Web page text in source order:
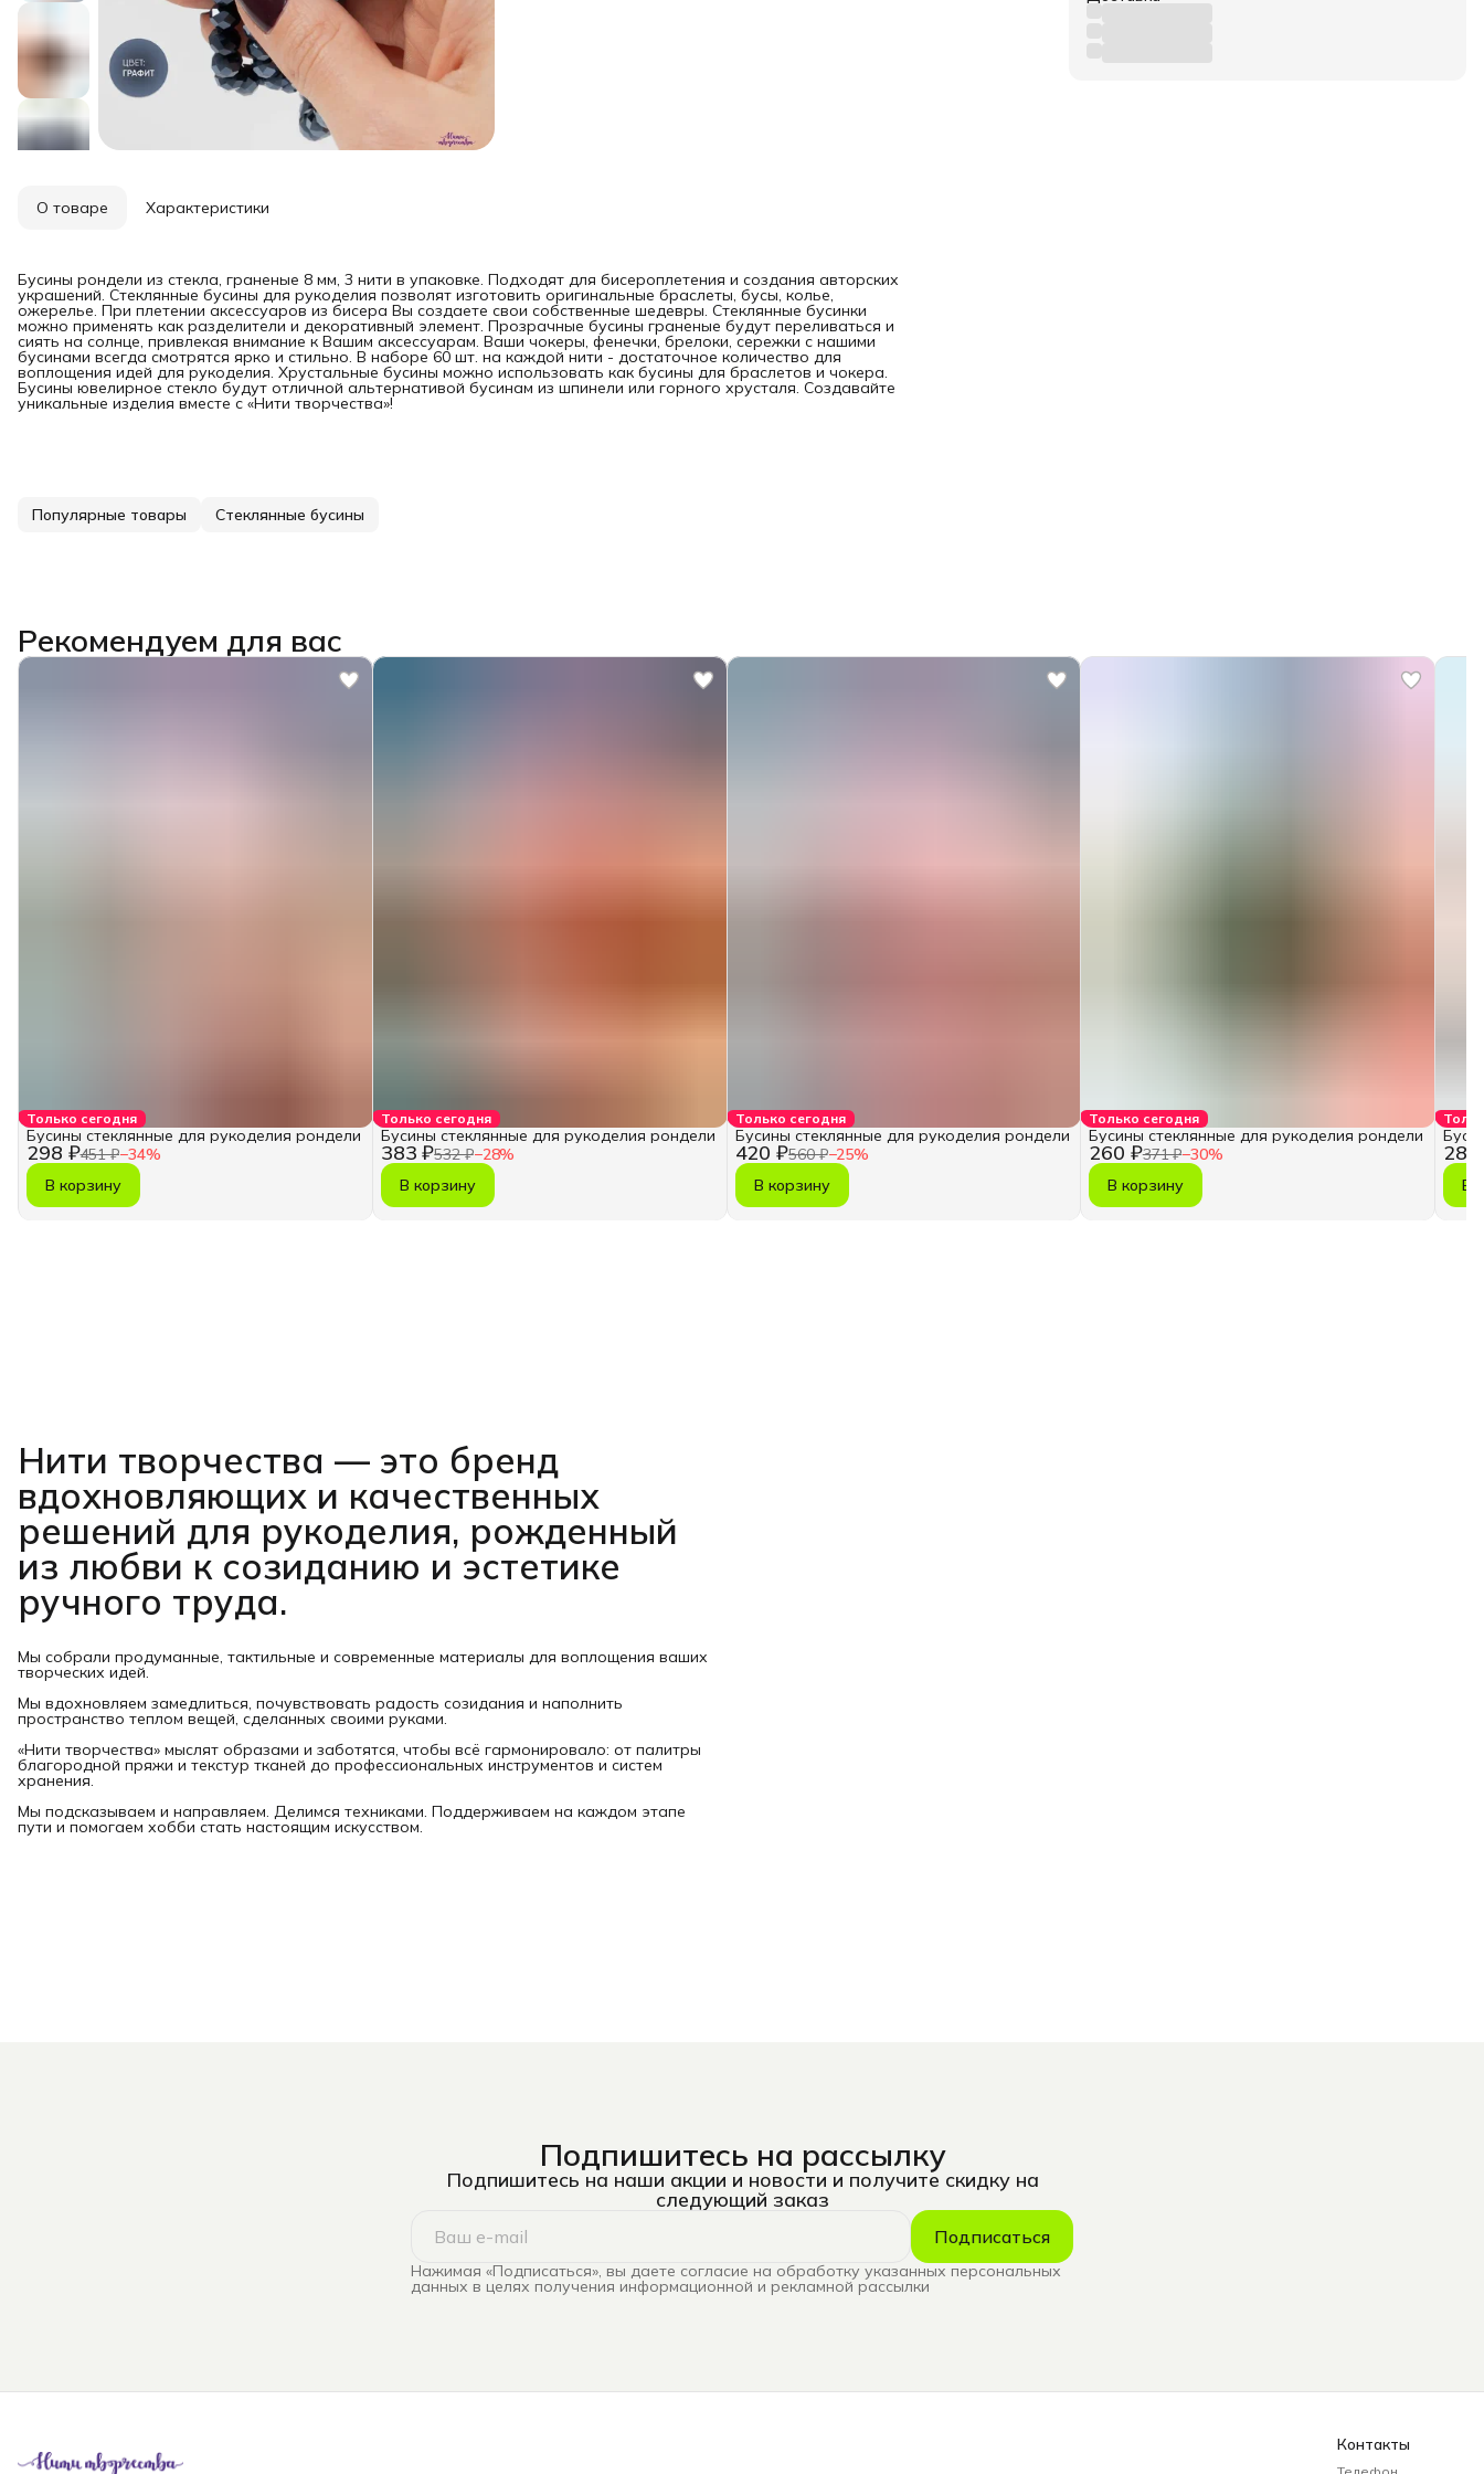
О товаре Характеристики
Бусины рондели из стекла, граненые 8 мм, 3 нити в упаковке. Подходят для бисероплетения и создания авторских
украшений. Стеклянные бусины для рукоделия позволят изготовить оригинальные браслеты, бусы, колье,
ожерелье. При плетении аксессуаров из бисера Вы создаете свои собственные шедевры. Стеклянные бусинки
можно применять как разделители и декоративный элемент. Прозрачные бусины граненые будут переливаться и
сиять на солнце, привлекая внимание к Вашим аксессуарам. Ваши чокеры, фенечки, брелоки, сережки с нашими
бусинами всегда смотрятся ярко и стильно. В наборе 60 шт. на каждой нити - достаточное количество для
воплощения идей для рукоделия. Хрустальные бусины можно использовать как бусины для браслетов и чокера.
Бусины ювелирное стекло будут отличной альтернативой бусинам из шпинели или горного хрусталя. Создавайте
уникальные изделия вместе с «Нити творчества»!
Популярные товары Стеклянные бусины
Рекомендуем для вас
Только сегодня
298 ₽451 ₽−34%
Бусины стеклянные для рукоделия рондели
В корзину
Только сегодня
383 ₽532 ₽−28%
Бусины стеклянные для рукоделия рондели
В корзину
Только сегодня
420 ₽560 ₽−25%
Бусины стеклянные для рукоделия рондели
В корзину
Только сегодня
260 ₽371 ₽−30%
Бусины стеклянные для рукоделия рондели
В корзину
286
В
Нити творчества — это бренд
вдохновляющих и качественных
решений для рукоделия, рожденный
из любви к созиданию и эстетике
ручного труда.
Мы собрали продуманные, тактильные и современные материалы для воплощения ваших
творческих идей.
Мы вдохновляем замедлиться, почувствовать радость созидания и наполнить
пространство теплом вещей, сделанных своими руками.
«Нити творчества» мыслят образами и заботятся, чтобы всё гармонировало: от палитры
благородной пряжи и текстур тканей до профессиональных инструментов и систем
хранения.
Мы подсказываем и направляем. Делимся техниками. Поддерживаем на каждом этапе
пути и помогаем хобби стать настоящим искусством.
Подпишитесь на рассылку
Подпишитесь на наши акции и новости и получите скидку на
следующий заказ
Подписаться
Нажимая «Подписаться», вы даете согласие на обработку указанных персональных
данных в целях получения информационной и рекламной рассылки
Контакты